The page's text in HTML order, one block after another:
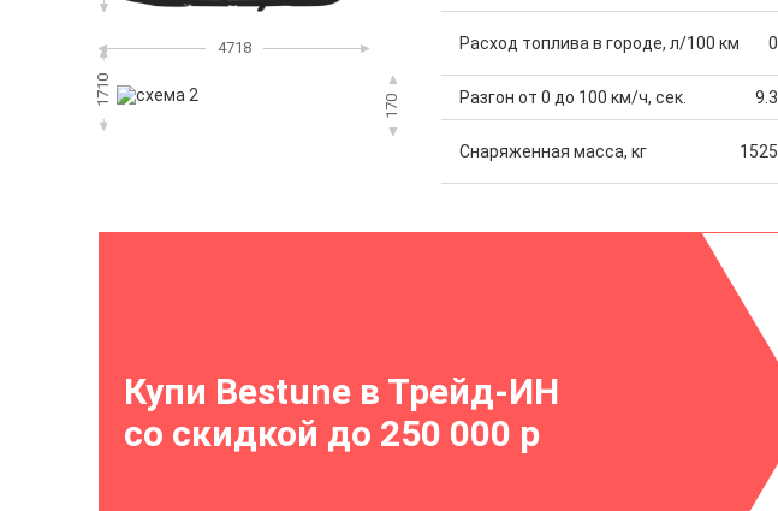
4718
1710 170
Расход топлива в городе, л/100 км 0
Разгон от 0 до 100 км/ч, сек. 9.3
Снаряженная масса, кг 1525
Купи Bestune в Трейд-ИН
со скидкой до 250 000 р